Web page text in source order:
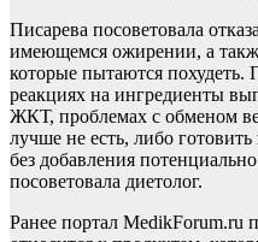
Писарева посоветовала
имеющемся ожирении, а
которые пытаются
реакциях на ингредиенты
ЖКТ, проблемах с обменом
лучше не есть, либо
без добавления
посоветовала диетолог.
Ранее портал MedikForum.ru